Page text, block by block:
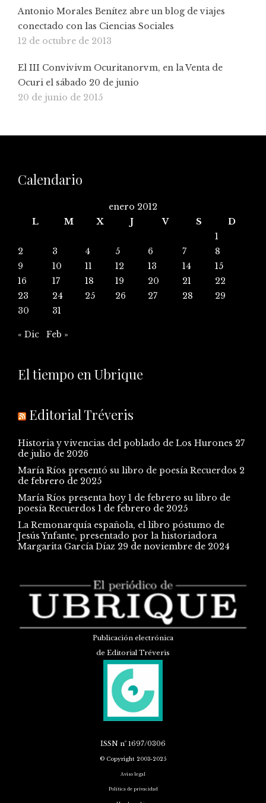
Antonio Morales Benítez abre un blog de viajes
conectado con las Ciencias Sociales
12 de octubre de 2013
El III Convivivm Ocuritanorvm, en la Venta de
Ocuri el sábado 20 de junio
20 de junio de 2015
Calendario
enero 2012
L
M X J V S
D
1
2
3 4 5 6 7
8
9
10 11 12 13 14
15
16
17 18 19 20 21
22
23
24 25 26 27 28
29
30
31
« Dic Feb »
El tiempo en Ubrique
Editorial Tréveris
Historia y vivencias del poblado de Los Hurones 27
de julio de 2026
María Ríos presentó su libro de poesía Recuerdos 2
de febrero de 2025
María Ríos presenta hoy 1 de febrero su libro de
poesía Recuerdos 1 de febrero de 2025
La Remonarquía española, el libro póstumo de
Jesús Ynfante, presentado por la historiadora
Margarita García Díaz 29 de noviembre de 2024
Publicación electrónica
de Editorial Tréveris
ISSN nº 1697/0306
© Copyright 2003-2025
Aviso legal
Política de privacidad